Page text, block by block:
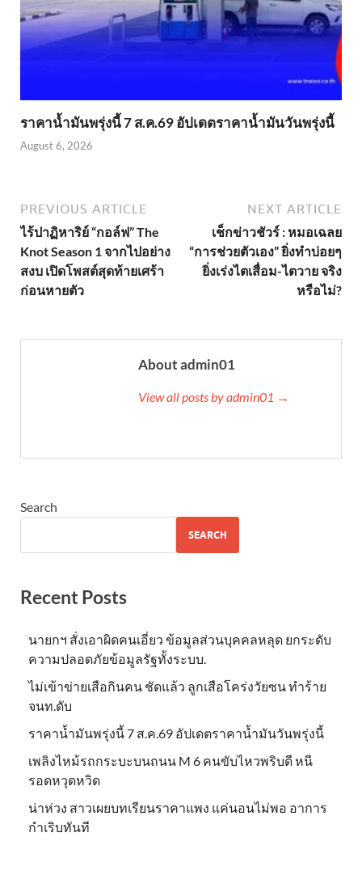
ราคาน้ำมันพรุ่งนี้ 7 ส.ค.69 อัปเดตราคาน้ำมันวันพรุ่งนี้
August 6, 2026
PREVIOUS ARTICLE
ไร้ปาฏิหาริย์ “กอล์ฟ” The
Knot Season 1 จากไปอย่าง
สงบ เปิดโพสต์สุดท้ายเศร้า
ก่อนหายตัว
NEXT ARTICLE
เช็กข่าวชัวร์ : หมอเฉลย
“การช่วยตัวเอง” ยิ่งทำบ่อยๆ
ยิ่งเร่งไตเสื่อม-ไตวาย จริง
หรือไม่?
About admin01
View all posts by admin01 →
Search
SEARCH
Recent Posts
นายกฯ สั่งเอาผิดคนเอี่ยว ข้อมูลส่วนบุคคลหลุด ยกระดับ
ความปลอดภัยข้อมูลรัฐทั้งระบบ.
ไม่เข้าข่าย​เสือกินคน ชัดแล้ว ลูกเสือโคร่งวัยซน ทำร้าย
จนท.ดับ
ราคาน้ำมันพรุ่งนี้ 7 ส.ค.69 อัปเดตราคาน้ำมันวันพรุ่งนี้
เพลิงไหม้รถกระบะบนถนน M 6 คนขับไหวพริบดี หนี
รอดหวุดหวิด
น่าห่วง สาวเผยบทเรียนราคาแพง แค่นอนไม่พอ อาการ
กำเริบทันที